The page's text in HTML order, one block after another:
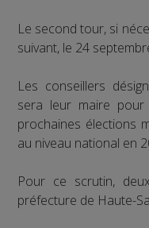
Le second tour, si
suivant, le 24
Les conseillers
sera leur maire
prochaines élections
au niveau national en
Pour ce scrutin,
préfecture de Haute-